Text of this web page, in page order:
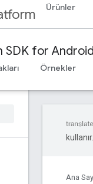
Ürünler
SDK for Android
Örnekler
Ana